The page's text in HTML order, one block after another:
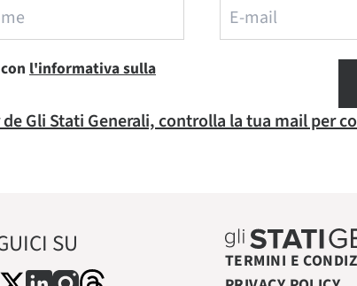
l'informativa sulla
Gli Stati Generali, controlla la tua mail per
SU
TERMINI E